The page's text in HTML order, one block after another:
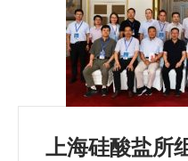
上海硅酸盐所